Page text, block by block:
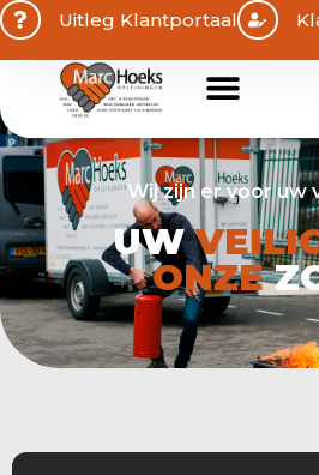
Uitleg Klantportaal
Wij zijn er voor uw
UW
ONZE